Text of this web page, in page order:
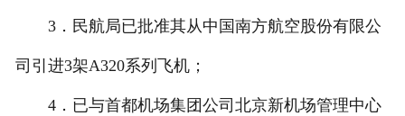
3．民航局已批准其从中国南方航空股份有限公
司引进3架A320系列飞机；
4．已与首都机场集团公司北京新机场管理中心